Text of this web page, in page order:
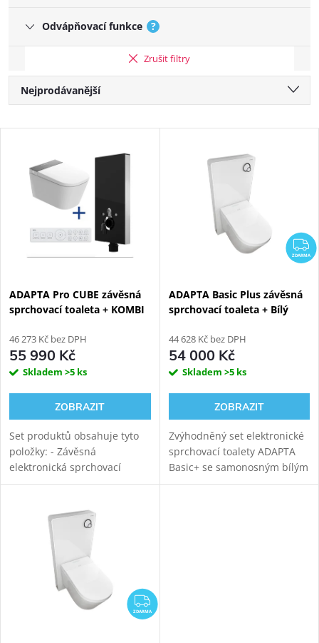
Odvápňovací funkce ?
Zrušit filtry
Řazení produktů
Nejprodávanější
Abecedně
Výpis produktů
ADAPTA Pro CUBE závěsná
sprchovací toaleta + KOMBI
viditelný WC modul
46 273 Kč bez DPH
55 990 Kč
Skladem >5 ks
ZOBRAZIT
Set produktů obsahuje tyto
položky: - Závěsná
elektronická sprchovací
toaleta WATERGATE ADAPTA
Rimfree vortex keramika s
tichým vírovým
splachováním....
ZDARMA
ADAPTA Basic Plus závěsná
sprchovací toaleta + Bílý
44 628 Kč bez DPH
54 000 Kč
Skladem >5 ks
ZOBRAZIT
Zvýhodněný set elektronické
sprchovací toalety ADAPTA
Basic+ se samonosným bílým
sanitárním modulem pro
ZDARMA
ZDARMA